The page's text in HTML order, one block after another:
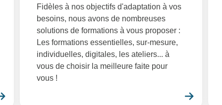
Fidèles à nos objectifs d'adaptation à vos
besoins, nous avons de nombreuses
solutions de formations à vous proposer :
Les formations essentielles, sur-mesure,
individuelles, digitales, les ateliers... à
vous de choisir la meilleure faite pour
vous !